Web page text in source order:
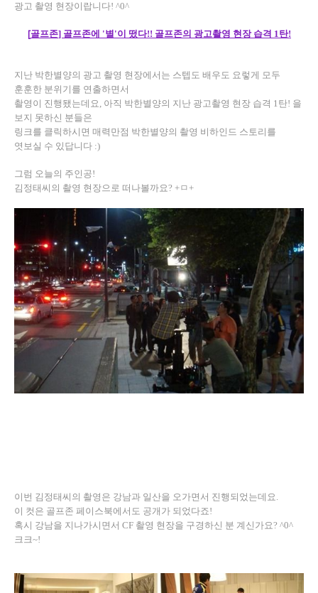
광고 촬영 현장이랍니다! ^0^
[골프존] 골프존에 '별 '이 떴다!! 골프존의 광고촬영 현장 습격 1탄!
지난 박한별양의 광고 촬영 현장에서는 스텝도 배우도 요렇게 모두
훈훈한 분위기를 연출하면서
촬영이 진행됐는데요, 아직 박한별양의 지난 광고촬영 현장 습격 1탄! 을
보지 못하신 분들은
링크를 클릭하시면 매력만점 박한별양의 촬영 비하인드 스토리를
엿보실 수 있답니다 :)
그럼 오늘의 주인공!
김정태씨의 촬영 현장으로 떠나볼까요? +ㅁ+
이번 김정태씨의 촬영은 강남과 일산을 오가면서 진행되었는데요.
이 컷은 골프존 페이스북에서도 공개가 되었다죠!
혹시 강남을 지나가시면서 CF 촬영 현장을 구경하신 분 계신가요? ^0^
크크~!